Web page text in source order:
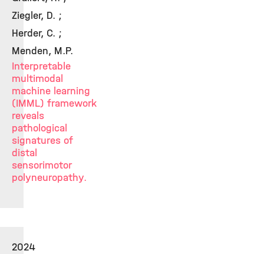
Ziegler, D. ;
Herder, C. ;
Menden, M.P.
Interpretable
multimodal
machine learning
(IMML) framework
reveals
pathological
signatures of
distal
sensorimotor
polyneuropathy.
2024